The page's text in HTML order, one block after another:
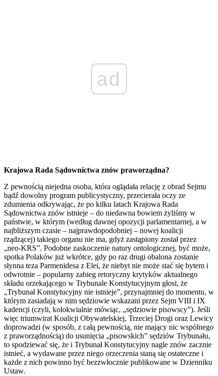
ad
Krajowa Rada Sądownictwa znów praworządna?
Z pewnością niejedna osoba, która oglądała relację z obrad Sejmu
bądź dowolny program publicystyczny, przecierała oczy ze
zdumienia odkrywając, że po kilku latach Krajowa Rada
Sądownictwa znów istnieje – do niedawna bowiem żyliśmy w
państwie, w którym (według dawnej opozycji parlamentarnej, a w
najbliższym czasie – najprawdopodobniej – nowej koalicji
rządzącej) takiego organu nie ma, gdyż zastąpiony został przez
„neo-KRS”. Podobne zaskoczenie natury ontologicznej, być może,
spotka Polaków już wkrótce, gdy po raz drugi obalona zostanie
słynna teza Parmenidesa z Elei, że niebyt nie może stać się bytem i
odwrotnie – popularny zabieg retoryczny krytyków aktualnego
składu orzekającego w Trybunale Konstytucyjnym głosi, że
„Trybunał Konstytucyjny nie istnieje”, przynajmniej do momentu, w
którym zasiadają w nim sędziowie wskazani przez Sejm VIII i IX
kadencji (czyli, kolokwialnie mówiąc, „sędziowie pisowscy”). Jeśli
więc triumwirat Koalicji Obywatelskiej, Trzeciej Drogi oraz Lewicy
doprowadzi (w sposób, z całą pewnością, nie mający nic wspólnego
z praworządnością) do usunięcia „pisowskich” sędziów Trybunału,
to spodziewać się, że i Trybunał Konstytucyjny nagle znów zacznie
istnieć, a wydawane przez niego orzeczenia staną się ostateczne i
każde z nich powinno być bezzwłocznie publikowane w Dzienniku
Ustaw.